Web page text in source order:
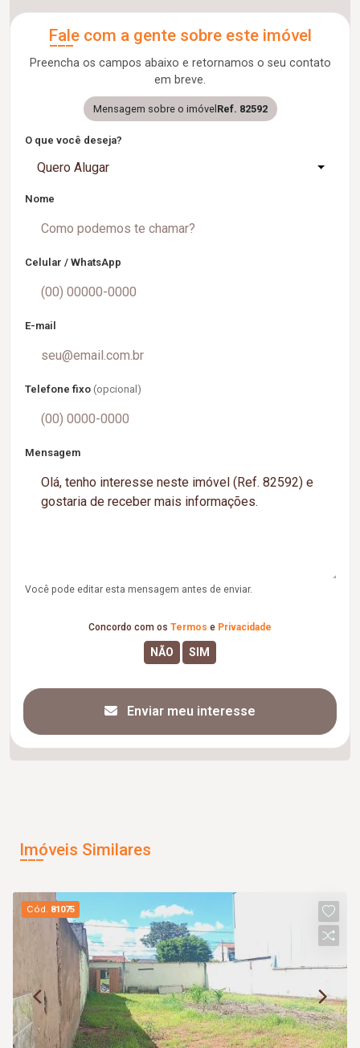
Fale com a gente sobre este imóvel
Preencha os campos abaixo e retornamos o seu contato
em breve.
Mensagem sobre o imóvel Ref. 82592
O que você deseja?
Quero Alugar
Nome
Celular / WhatsApp
E-mail
Telefone fixo (opcional)
Mensagem
Você pode editar esta mensagem antes de enviar.
Concordo com os Termos e Privacidade
Enviar meu interesse
Imóveis Similares
Cód. 81075